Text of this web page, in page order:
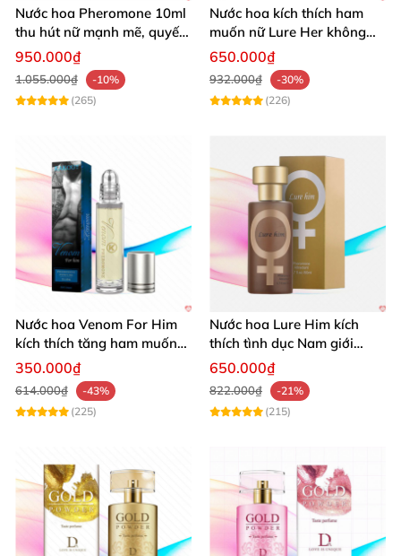
Nước hoa Pheromone 10ml
thu hút nữ mạnh mẽ, quyến
rũ
950.000₫
1.055.000₫
-10%
(265)
Nước hoa kích thích ham
muốn nữ Lure Her không
mùi cực mạnh
650.000₫
932.000₫
-30%
(226)
Nước hoa Venom For Him
kích thích tăng ham muốn
nữ giới
350.000₫
614.000₫
-43%
(225)
Nước hoa Lure Him kích
thích tình dục Nam giới
không mùi loại cực mạnh
650.000₫
822.000₫
-21%
(215)